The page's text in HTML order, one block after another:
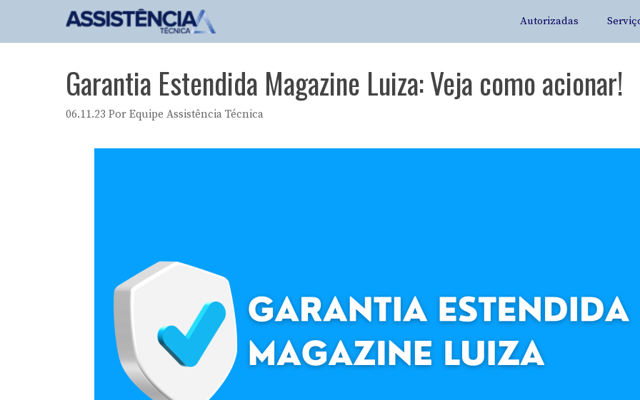
Autorizadas
Garantia Estendida Magazine Luiza: Veja como acionar!
06.11.23 Por Equipe Assistência Técnica